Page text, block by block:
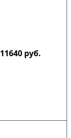
11640 руб.